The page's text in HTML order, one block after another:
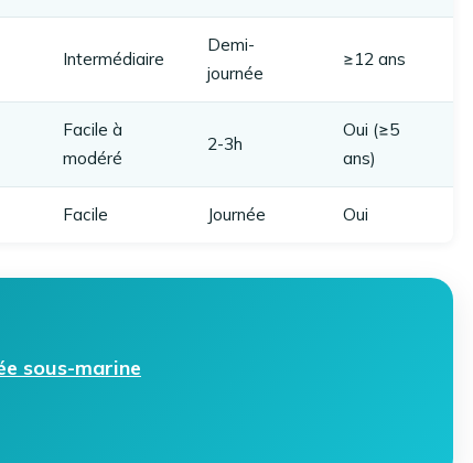
Intermédiaire
Demi-
journée
≥12 ans
Facile à
modéré
2-3h
Oui (≥5
ans)
Facile Journée Oui
sous-marine